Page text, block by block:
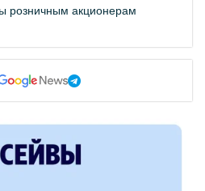
розничным акционерам